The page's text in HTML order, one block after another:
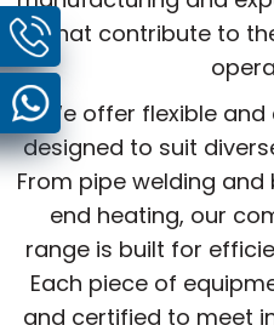
that contribute to
We offer flexible
designed to suit
From pipe welding
end heating, our
range is built for
Each piece of
and certified to meet